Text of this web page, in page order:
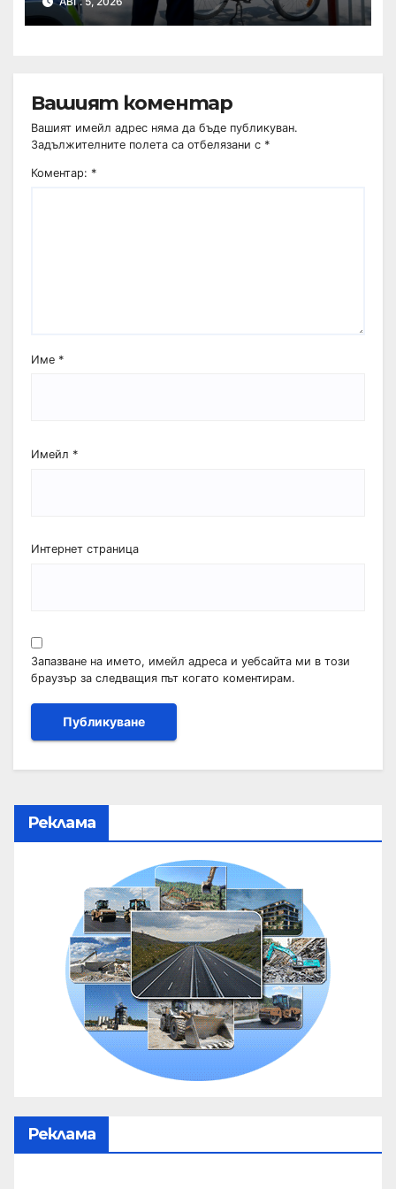
Вашият коментар
Вашият имейл адрес няма да бъде публикуван.
Задължителните полета са отбелязани с *
Коментар: *
Име *
Имейл *
Интернет страница
Запазване на името, имейл адреса и уебсайта ми в този
браузър за следващия път когато коментирам.
Реклама
Реклама